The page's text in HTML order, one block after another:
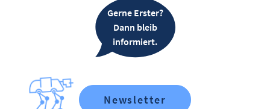
Gerne Erster?
Dann bleib
informiert.
Newsletter